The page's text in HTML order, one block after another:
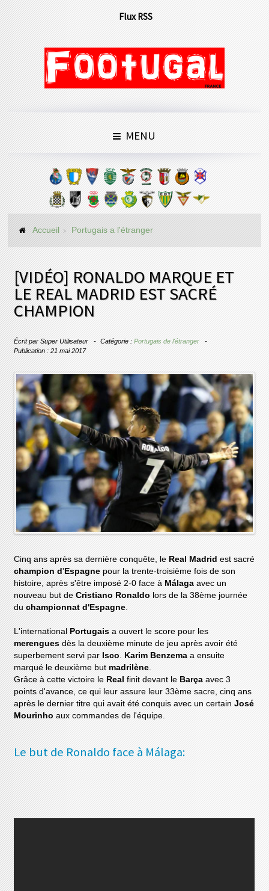
Flux RSS
MENU
Accueil Portugais a l'étranger
[VIDÉO] RONALDO MARQUE ET
LE REAL MADRID EST SACRÉ
CHAMPION
Écrit parSuper Utilisateur Catégorie :Portugais de l'étranger
Publication : 21 mai 2017
Cinq ans après sa dernière conquête, le Real Madrid est sacré
champion d' Espagne pour la trente-troisième fois de son
histoire, après s'être imposé 2-0 face à Málagaavec un
nouveau but deCristiano Ronaldo lors de la 38ème journée
duchampionnat d'Espagne
L'international Portugaisa ouvert le score pour les
merenguesdès la deuxième minute de jeu après avoir été
superbement servi par Isco Karim Benzema a ensuite
marqué le deuxième butmadrilène
Grâce à cette victoire le Realfinit devant le Barçaavec 3
points d'avance, ce qui leur assure leur 33ème sacre, cinq ans
après le dernier titre qui avait été conquis avec un certainJosé
Mourinho aux commandes de l'équipe.
Le but de Ronaldo face à Málaga: